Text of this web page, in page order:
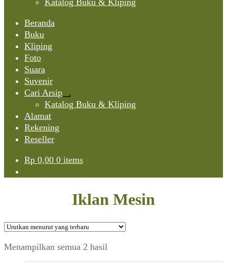
Katalog Buku & Kliping
Beranda
Buku
Kliping
Foto
Suara
Suvenir
Cari Arsip
Expand
child
Katalog Buku & Kliping
Alamat
Rekening
Reseller
Rp 0,00 0 items
Iklan Mesin
Menampilkan semua 2 hasil